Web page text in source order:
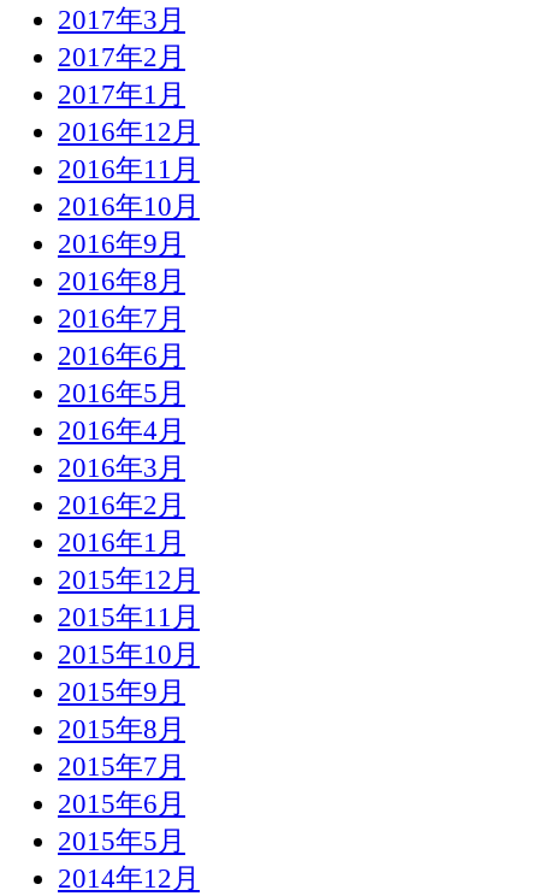
2017年3月
2017年2月
2017年1月
2016年12月
2016年11月
2016年10月
2016年9月
2016年8月
2016年7月
2016年6月
2016年5月
2016年4月
2016年3月
2016年2月
2016年1月
2015年12月
2015年11月
2015年10月
2015年9月
2015年8月
2015年7月
2015年6月
2015年5月
2014年12月